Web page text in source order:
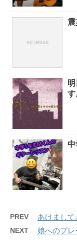
す
PREV あけまし
NEXT 娘へのプレ